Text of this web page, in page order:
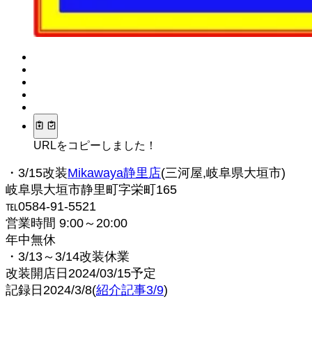
URLをコピーしました！
・3/15改装Mikawaya静里店(三河屋,岐阜県大垣市)
岐阜県大垣市静里町字栄町165
℡0584-91-5521
営業時間 9:00～20:00
年中無休
・3/13～3/14改装休業
改装開店日2024/03/15予定
記録日2024/3/8(紹介記事3/9)